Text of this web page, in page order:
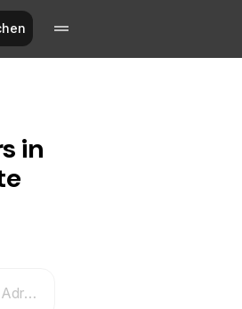
in
Von: Flughafen, Hotel, Adresse